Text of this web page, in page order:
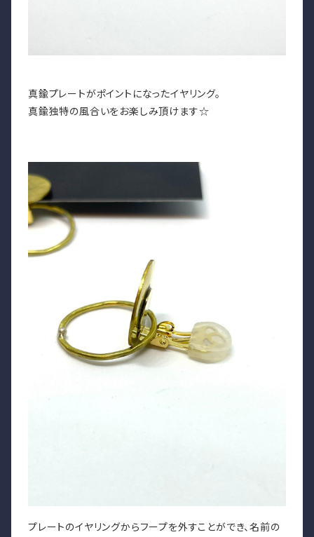
真鍮プレートがポイントになったイヤリング。
真鍮独特の風合いをお楽しみ頂けます☆
プレートのイヤリングからフープを外すことができ、名前の